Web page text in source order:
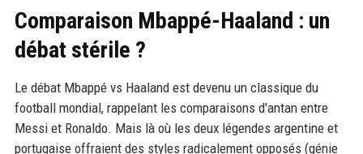
Comparaison Mbappé-Haaland : un
débat stérile ?
Le débat Mbappé vs Haaland est devenu un classique du
football mondial, rappelant les comparaisons d'antan entre
Messi et Ronaldo. Mais là où les deux légendes argentine et
portugaise offraient des styles radicalement opposés (génie